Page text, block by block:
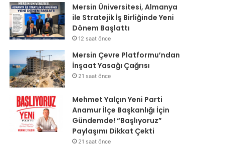
Mersin Üniversitesi, Almanya
ile Stratejik İş Birliğinde Yeni
Dönem Başlattı
12 saat önce
Mersin Çevre Platformu’ndan
İnşaat Yasağı Çağrısı
21 saat önce
Mehmet Yalçın Yeni Parti
Anamur İlçe Başkanlığı İçin
Gündemde! “Başlıyoruz”
Paylaşımı Dikkat Çekti
21 saat önce